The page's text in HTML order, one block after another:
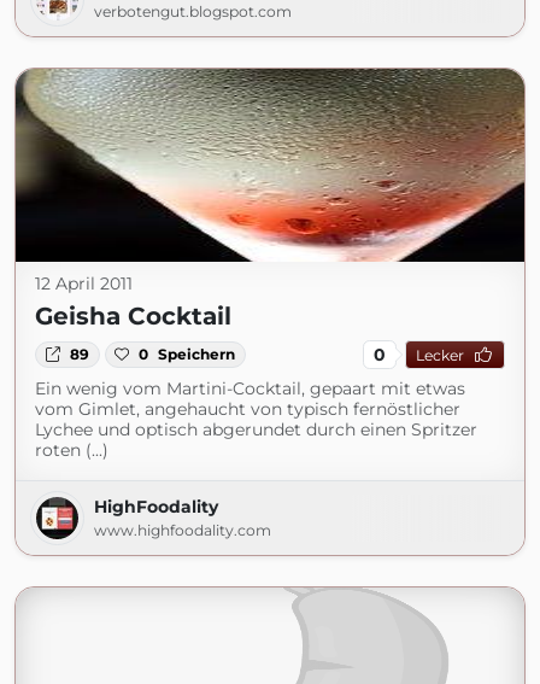
verbotengut.blogspot.com
12 April 2011
Geisha Cocktail
89 0 Speichern 0 Lecker
Ein wenig vom Martini-Cocktail, gepaart mit etwas
vom Gimlet, angehaucht von typisch fernöstlicher
Lychee und optisch abgerundet durch einen Spritzer
roten (...)
HighFoodality
www.highfoodality.com